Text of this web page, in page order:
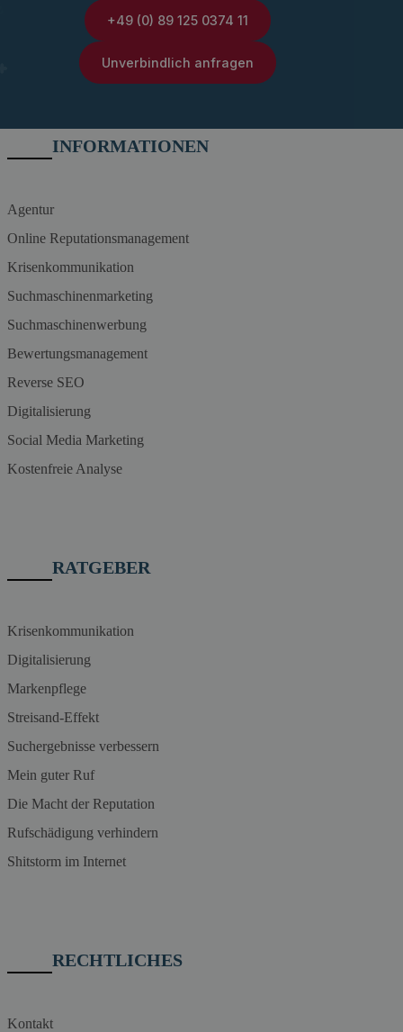
+49 (0) 89 125 0374 11
Unverbindlich anfragen
INFORMATIONEN
Agentur
Online Reputationsmanagement
Krisenkommunikation
Suchmaschinenmarketing
Suchmaschinenwerbung
Bewertungsmanagement
Reverse SEO
Digitalisierung
Social Media Marketing
Kostenfreie Analyse
RATGEBER
Krisenkommunikation
Digitalisierung
Markenpflege
Streisand-Effekt
Suchergebnisse verbessern
Mein guter Ruf
Die Macht der Reputation
Rufschädigung verhindern
Shitstorm im Internet
RECHTLICHES
Kontakt